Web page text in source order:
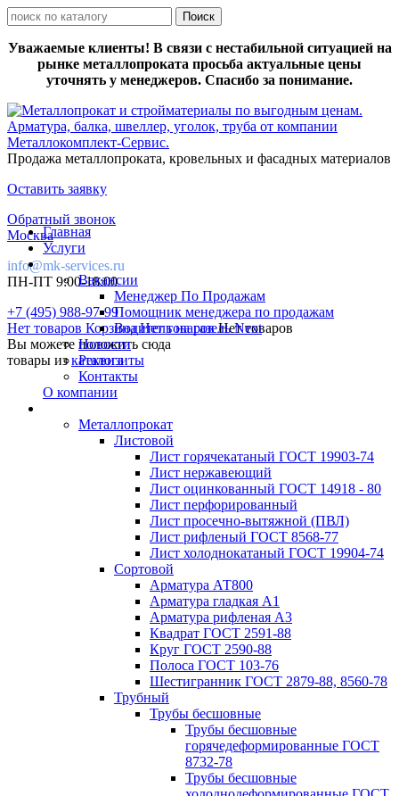
Уважаемые клиенты! В связи с нестабильной ситуацией на
рынке металлопроката просьба актуальные цены
уточнять у менеджеров. Спасибо за понимание.
Продажа металлопроката, кровельных и фасадных материалов
Оставить заявку
Обратный звонок
Москва
info@mk-services.ru
ПН-ПТ 9:00-18:00
+7 (495) 988-97-99
Нет товаров КорзинаНет товаровНет товаров
Вы можете положить сюда
товары изкаталога
Главная
Услуги
Вакансии
Менеджер По Продажам
Помощник менеджера по продажам
Водитель на газель Next
Новости
Реквизиты
Контакты
О компании
Металлопрокат
Листовой
Лист горячекатаный ГОСТ 19903-74
Лист нержавеющий
Лист оцинкованный ГОСТ 14918 - 80
Лист перфорированный
Лист просечно-вытяжной (ПВЛ)
Лист рифленый ГОСТ 8568-77
Лист холоднокатаный ГОСТ 19904-74
Сортовой
Арматура АТ800
Арматура гладкая А1
Арматура рифленая А3
Квадрат ГОСТ 2591-88
Круг ГОСТ 2590-88
Полоса ГОСТ 103-76
Шестигранник ГОСТ 2879-88, 8560-78
Трубный
Трубы бесшовные
Трубы бесшовные
горячедеформированные ГОСТ
8732-78
Трубы бесшовные